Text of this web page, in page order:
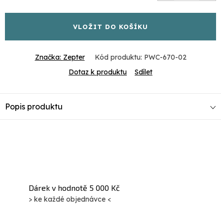
VLOŽIT DO KOŠÍKU
Značka: Zepter Kód produktu: PWC-670-02
Dotaz k produktu
Sdílet
Popis produktu
Dárek v hodnotě 5 000 Kč
> ke každé objednávce <